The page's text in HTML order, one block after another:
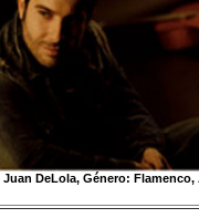
Juan DeLola, Género: Flamenco,